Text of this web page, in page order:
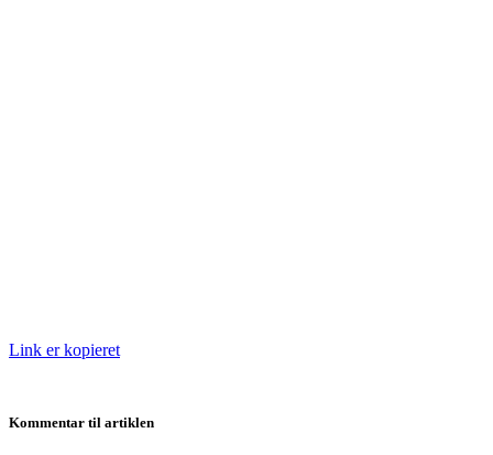
Link er kopieret
Kommentar til artiklen